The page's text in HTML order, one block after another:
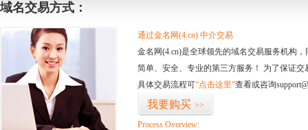
域名交易方式：
通过金名网(4.cn) 中介交易
金名网(4.cn)是全球领先的域名交易服务机构
简单、安全、专业的第三方服务！ 为了保证
具体交易流程可“点击这里”查看或咨询
我要购买 >>
Process Overview: